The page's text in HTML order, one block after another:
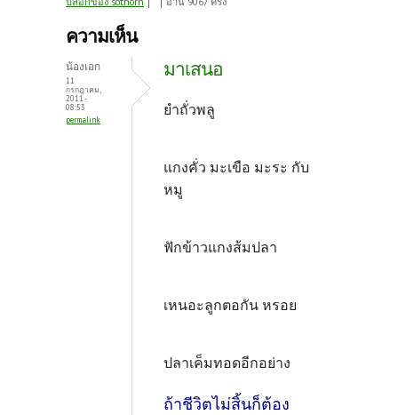
b
o
o
k
itt
es
t
ความเห็น
น้องเอก
11
กรกฎาคม,
2011 -
08:53
permalink
มาเสนอ
ยำถั่วพลู
แกงคั่ว มะเขือ มะระ กับ
หมู
ฟักข้าวแกงส้มปลา
เหนอะลูกตอกัน หรอย
ปลาเค็มทอดอีกอย่าง
ถ้าชีวิตไม่สิ้นก็ต้อง